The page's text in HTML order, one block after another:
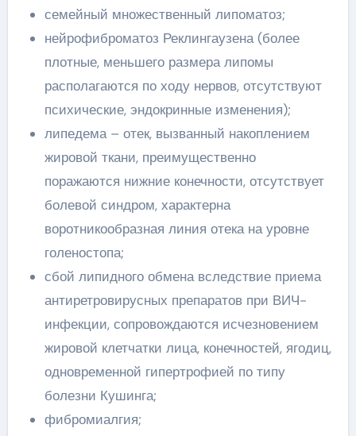
семейный множественный липоматоз;
нейрофиброматоз Реклингаузена (более
плотные, меньшего размера липомы
располагаются по ходу нервов, отсутствуют
психические, эндокринные изменения);
липедема – отек, вызванный накоплением
жировой ткани, преимущественно
поражаются нижние конечности, отсутствует
болевой синдром, характерна
воротникообразная линия отека на уровне
голеностопа;
сбой липидного обмена вследствие приема
антиретровирусных препаратов при ВИЧ-
инфекции, сопровождаются исчезновением
жировой клетчатки лица, конечностей, ягодиц,
одновременной гипертрофией по типу
болезни Кушинга;
фибромиалгия;